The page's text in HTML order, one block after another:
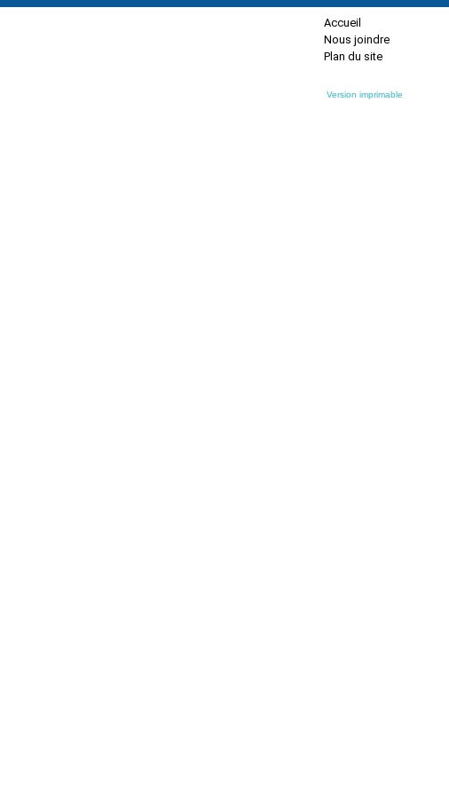
Accueil
Nous joindre
Plan du site
Version imprimable